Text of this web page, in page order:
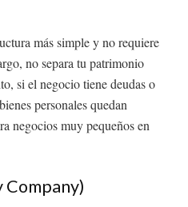
más simple y no requiere
no separa tu patrimonio
si el negocio tiene deudas o
personales quedan
negocios muy pequeños en